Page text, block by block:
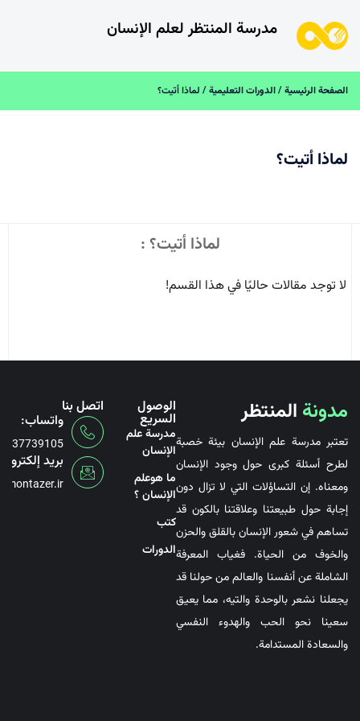
مدرسة المنتظر لعلم الإنسان
الصفحة الرئیسیة/الدورات التعلیمیة/ لماذا أتيت؟
لماذا أتيت؟
لماذا أتيت؟ :
لا توجد مقالات حاليًا في هذا القسم!
مدونة المنتظر
تعتبر مدرسة علم الإنسان بيئة خصبة
لطرح أسئلة كبرى حول وجود الإنسان
ومعناه. إن التساؤلات التي لا تزال دون
إجابة حول طبيعتنا وعلاقتنا بالكون قد
تساهم في شعور الإنسان بالقلق والحزن
والخوف من الحياة. فغياب المعرفة
الشاملة عن أنفسنا والعالم من حولنا قد
يجعلنا نشعر بالوحدة والتيه، مما يعيق
سعينا نحو الحب والهدوء النفسي
والسعادة المستدامة.
الوصول
السريع
مدرسة علم
الإنسان
ما هوعلم
الإنسان ؟
کتب
الدورات
اتصل بنا
واتساب:
بريد